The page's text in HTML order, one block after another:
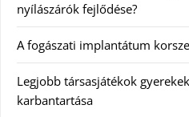
nyílászárók fejlődése?
A fogászati implantátum
Legjobb társasjátékok
karbantartása